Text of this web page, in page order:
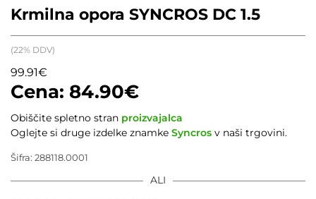
Krmilna opora SYNCROS DC 1.5
84.90€
99.91€
(22% DDV)
ALI
Obiščite spletno stran proizvajalca
Oglejte si druge izdelke znamke Syncros v naši trgovini.
Šifra: 288118.0001